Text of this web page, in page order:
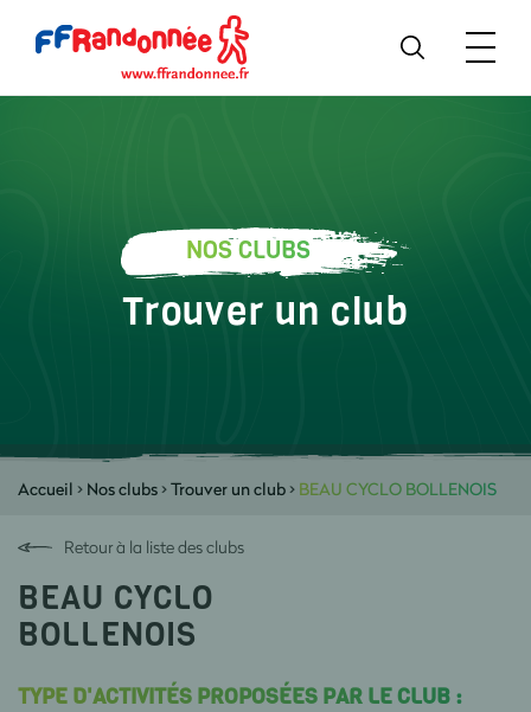
NOS CLUBS
Trouver un club
Accueil > Nos clubs>Trouver un club> BEAU CYCLO BOLLENOIS
Retour à la liste des clubs
BEAU CYCLO
BOLLENOIS
TYPE D'ACTIVITÉS PROPOSÉES PAR LE CLUB :